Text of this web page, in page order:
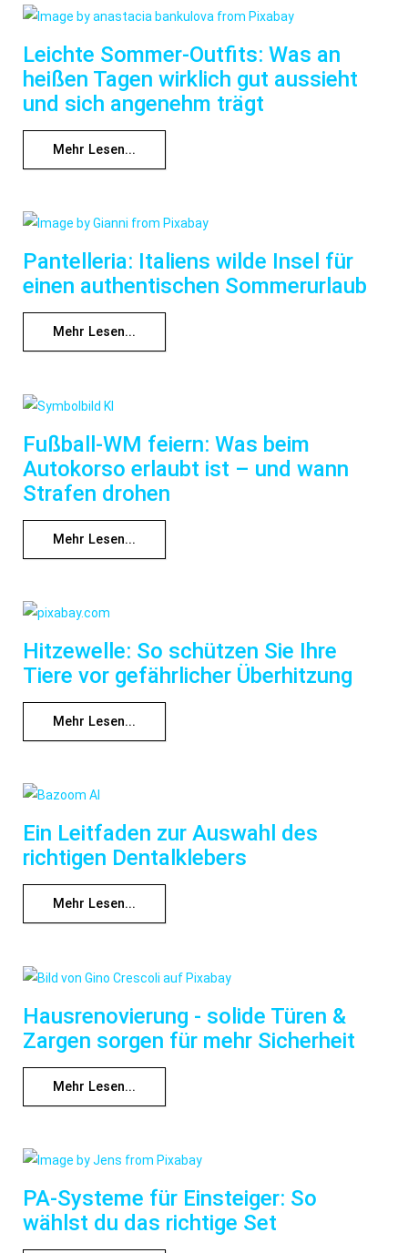
Leichte Sommer-Outfits: Was an
heißen Tagen wirklich gut aussieht
und sich angenehm trägt
Mehr Lesen...
Pantelleria: Italiens wilde Insel für
einen authentischen Sommerurlaub
Mehr Lesen...
Fußball-WM feiern: Was beim
Autokorso erlaubt ist – und wann
Strafen drohen
Mehr Lesen...
Hitzewelle: So schützen Sie Ihre
Tiere vor gefährlicher Überhitzung
Mehr Lesen...
Ein Leitfaden zur Auswahl des
richtigen Dentalklebers
Mehr Lesen...
Hausrenovierung - solide Türen &
Zargen sorgen für mehr Sicherheit
Mehr Lesen...
PA-Systeme für Einsteiger: So
wählst du das richtige Set